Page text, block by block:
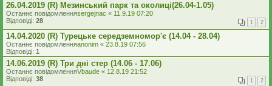
26.04.2019 (R) Мезинський парк та околиці(26.04-1.05)
Останнє повідомленняsergejnac « 11.9.19 07:20
Відповіді: 28 1 2
14.04.2020 (R) Турецьке середземномор'є (14.04 - 28.04)
Останнє повідомленняanonim « 23.8.19 07:56
Відповіді: 1
14.06.2019 (R) Три дні стер (14.06 - 17.06)
Останнє повідомленняVbaude « 12.8.19 21:52
Відповіді: 38 1 2